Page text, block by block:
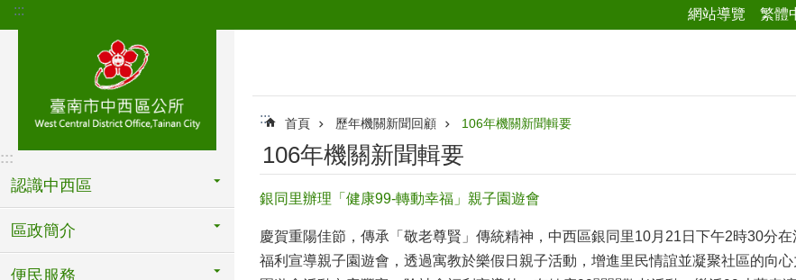
跳到主要內容區塊
::: 網站導覽 繁體
:::
認識中西區
區政簡介
便民服務
::: 首頁 歷年機關新聞回顧 106年機關新聞輯要
106年機關新聞輯要
銀同里辦理「健康99-轉動幸福」親子園遊會
慶賀重陽佳節，傳承「敬老尊賢」傳統精神，中西區銀同里10月21日下午2時30分
福利宣導親子園遊會，透過寓教於樂假日親子活動，增進里民情誼並凝聚社區的向